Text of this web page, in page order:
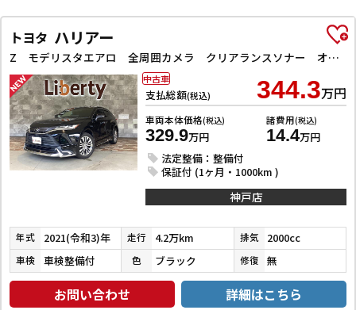
トヨタ ハリアー
Z モデリスタエアロ 全周囲カメラ クリアランスソナー オートクルーズコントロール レーンアシスト パワーシート 衝突被害軽減システム ナビ TV オートマチックハイビーム オートライト LEDヘッドラン
支払総額(税込) 344.3万円
車両本体価格(税込)
329.9万円
諸費用(税込)
14.4万円
法定整備：整備付
保証付 (1ヶ月・1000km )
中古車
神戸店
年式 2021(令和3)年 走行 4.2万km 排気 2000cc
車検 車検整備付 色 ブラック 修復 無
お問い合わせ 詳細はこちら